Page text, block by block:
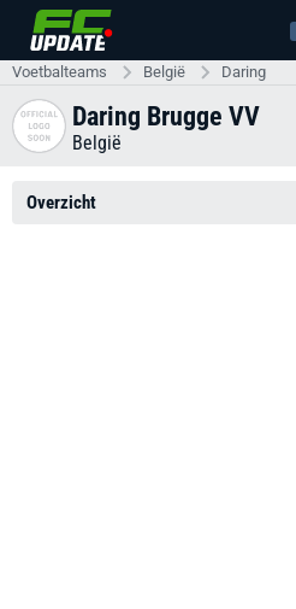
Voetbalteams België Daring
Daring Brugge VV
België
Overzicht